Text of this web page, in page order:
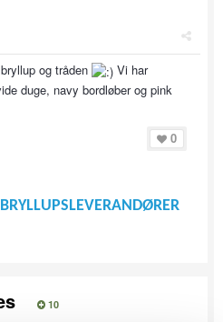
og tråden
Vi har
duge, navy bordløber og pink
0
10